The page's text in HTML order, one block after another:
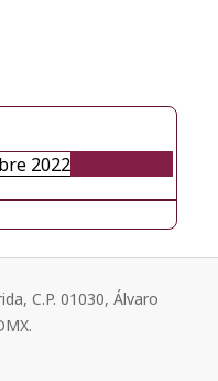
2022
C.P. 01030, Álvaro